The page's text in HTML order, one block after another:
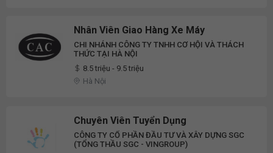
Nhân Viên Giao Hàng Xe Máy
CHI NHÁNH CÔNG TY TNHH CƠ HỘI VÀ THÁCH
THỨC TẠI HÀ NỘI
8.5 triệu - 9.5 triệu
Hà Nội
Chuyên Viên Tuyển Dụng
CÔNG TY CỔ PHẦN ĐẦU TƯ VÀ XÂY DỰNG SGC
(TỔNG THẦU SGC - VINGROUP)